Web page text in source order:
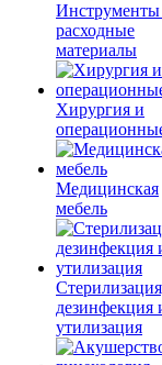
Инструменты
расходные
материалы
Хирургия и
Медицинская
мебель
дезинфекция
утилизация